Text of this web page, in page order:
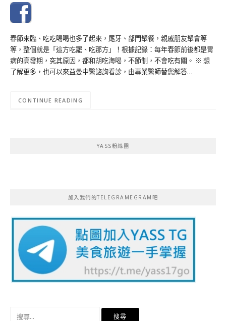
春節來臨、吃吃喝喝也多了起來，尾牙、部門聚餐，親戚朋友聚會等
等，整個就是「這方吃罷、吃那方」！根據記錄：每年春節前後都是胃
病的高發期，究其原因，都和胡吃海喝，不節制，不會吃有關。 ※ 想
了解更多，也可以來益曼中醫諮詢看診，由專業醫師替您解答…
CONTINUE READING
YASS粉絲團
加入我們的TELEGRAMEGRAM吧